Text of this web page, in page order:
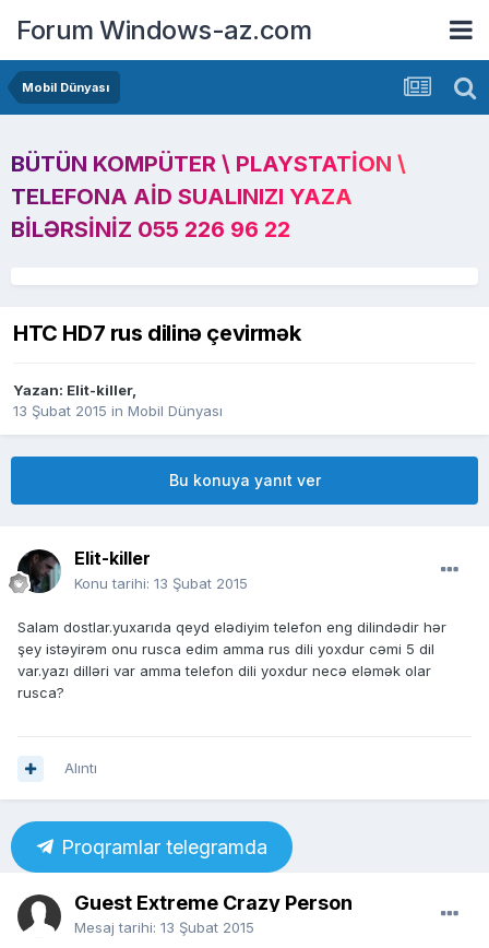
Forum Windows-az.com
Mobil Dünyası
BÜTÜN KOMPÜTER \ PLAYSTATION \
TELEFONA AID SUALINIZI YAZA
BILƏRSINIZ 055 226 96 22
HTC HD7 rus dilinə çevirmək
Yazan: Elit-killer,
13 Şubat 2015 in Mobil Dünyası
Bu konuya yanıt ver
Elit-killer
Konu tarihi: 13 Şubat 2015
Salam dostlar.yuxarıda qeyd elədiyim telefon eng dilindədir hər
şey istəyirəm onu rusca edim amma rus dili yoxdur cəmi 5 dil
var.yazı dilləri var amma telefon dili yoxdur necə eləmək olar
rusca?
Alıntı
Proqramlar telegramda
Guest Extreme Crazy Person
Mesaj tarihi: 13 Şubat 2015